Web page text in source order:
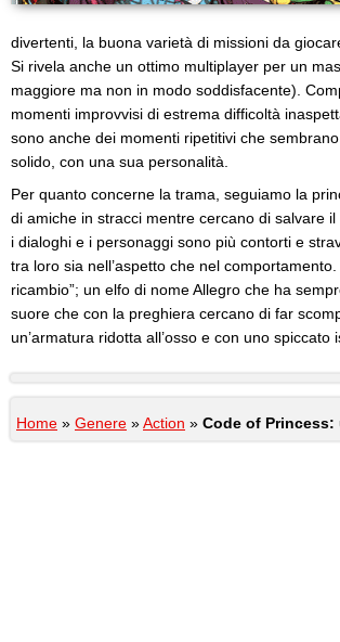
divertenti, la buona varietà di missioni da
Si rivela anche un ottimo multiplayer per un
maggiore ma non in modo soddisfacente).
momenti improvvisi di estrema difficoltà
sono anche dei momenti ripetitivi che
solido, con una sua personalità.
Per quanto concerne la trama, seguiamo la
di amiche in stracci mentre cercano di salvare
i dialoghi e i personaggi sono più contorti e
tra loro sia nell’aspetto che nel
ricambio”; un elfo di nome Allegro che ha
suore che con la preghiera cercano di far
un’armatura ridotta all’osso e con uno
Home » Genere »Action » Code of Princess: